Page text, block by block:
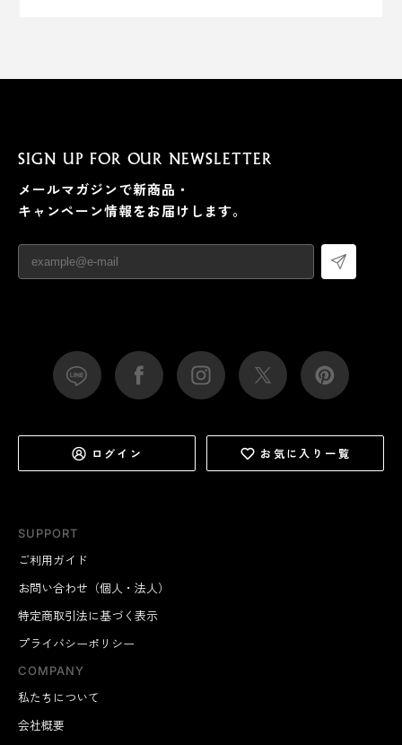
SUPPORT
ご利用ガイド
お問い合わせ（個人・法人）
特定商取引法に基づく表示
プライバシーポリシー
COMPANY
私たちについて
会社概要
SIGN UP FOR OUR NEWSLETTER
メールマガジンで新商品・
キャンペーン情報をお届けします。
ログイン お気に入り一覧